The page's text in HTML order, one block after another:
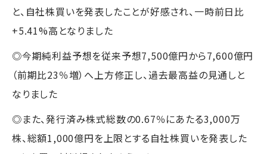
と、自社株買いを発表したことが好感され、一時前日比
+5.41%高となりました
◎今期純利益予想を従来予想7,500億円から7,600億円
（前期比23％増）へ上方修正し、過去最高益の見通しと
なりました
◎また、発行済み株式総数の0.67％にあたる3,000万
株、総額1,000億円を上限とする自社株買いを発表した